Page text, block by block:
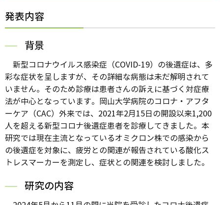
発表内容
背景
新型コロナウイルス感染症（COVID-19）の後遺症は、多
彩な症状を呈しますが、その詳細な病態は未だ解明されて
いません。そのため診療は患者さんの訴えに基づく対症療
法が中心となっています。岡山大学病院のコロナ・アフタ
ーケア（CAC）外来では、2021年2月15日の開設以来1,200
人を超える新型コロナ後遺症患者を診療してきました。本
研究では現在主流となっているオミクロン株での感染から
の後遺症を対象に、疲労との関連が報告されている酸化ス
トレスマーカーを測定し、症状との関連を検討しました。
研究の内容